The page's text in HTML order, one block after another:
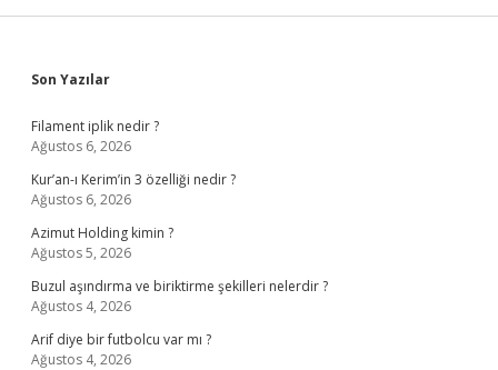
Sidebar
Son Yazılar
Filament iplik nedir ?
Ağustos 6, 2026
Kur’an-ı Kerim’in 3 özelliği nedir ?
Ağustos 6, 2026
Azimut Holding kimin ?
Ağustos 5, 2026
Buzul aşındırma ve biriktirme şekilleri nelerdir ?
Ağustos 4, 2026
Arif diye bir futbolcu var mı ?
Ağustos 4, 2026